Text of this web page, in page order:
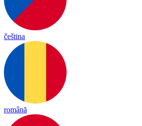
čeština
română